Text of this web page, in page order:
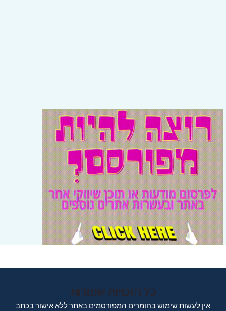
כל הזכויות שמורות
אין לעשות שימוש בחומרים המפורסמים באתר ללא אישור בכתב